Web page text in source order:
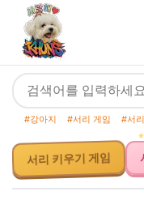
#강아지 #서리 게임 #서
서리 키우기 게임